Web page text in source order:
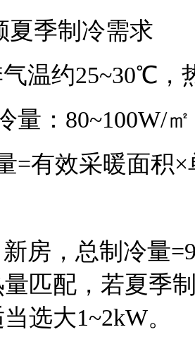
夏季制冷需求
气温约25~30℃
量：80~100W/
=有效采暖面积
房，总制冷量
匹配，若夏季
选大1~2kW。